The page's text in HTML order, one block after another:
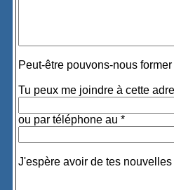
Peut-être pouvons-nous
Tu peux me joindre à cette
ou par téléphone au *
J'espère avoir de tes nouvelles